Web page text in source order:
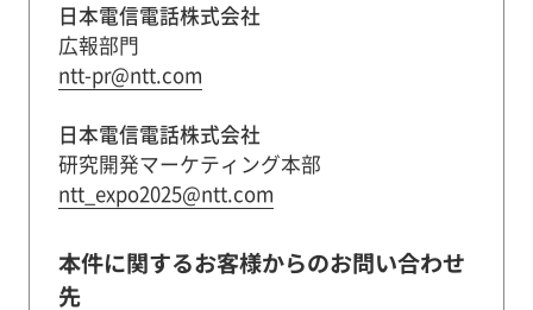
日本電信電話株式会社
広報部門
ntt-pr@ntt.com
日本電信電話株式会社
研究開発マーケティング本部
ntt_expo2025@ntt.com
本件に関するお客様からのお問い合わせ
先